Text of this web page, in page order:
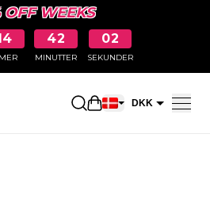
OFF WEEKS
42
MINUTTER
02
SEKUNDER
Åbn DKK
IKKE